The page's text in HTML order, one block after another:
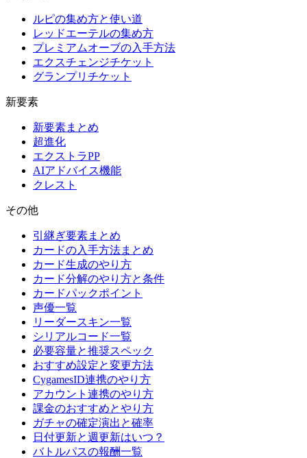
ルピの集め方と使い道
レッドエーテルの集め方
プレミアムオーブの入手方法
エクスチェンジチケット
グランプリチケット
新要素
新要素まとめ
超進化
エクストラPP
AIアドバイス機能
クレスト
その他
引継ぎ要素まとめ
カードの入手方法まとめ
カード生成のやり方
カード分解のやり方と条件
カードパックポイント
声優一覧
リーダースキン一覧
シリアルコード一覧
必要容量と推奨スペック
おすすめ設定と変更方法
CygamesID連携のやり方
アカウント連携のやり方
課金のおすすめとやり方
ガチャの確定演出と確率
日付更新と週更新はいつ？
バトルパスの報酬一覧